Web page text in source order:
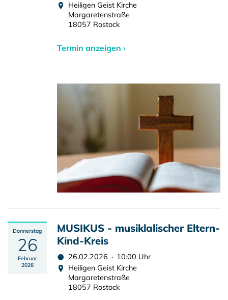
Heiligen Geist Kirche
Margaretenstraße
18057 Rostock
Termin anzeigen ›
Donnerstag
26
Februar
2026
MUSIKUS - musiklalischer Eltern-
Kind-Kreis
26.02.2026 · 10:00 Uhr
Heiligen Geist Kirche
Margaretenstraße
18057 Rostock